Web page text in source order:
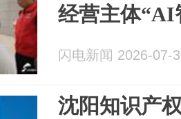
经营主体“AI
闪电新闻 2026-07-
沈阳知识产